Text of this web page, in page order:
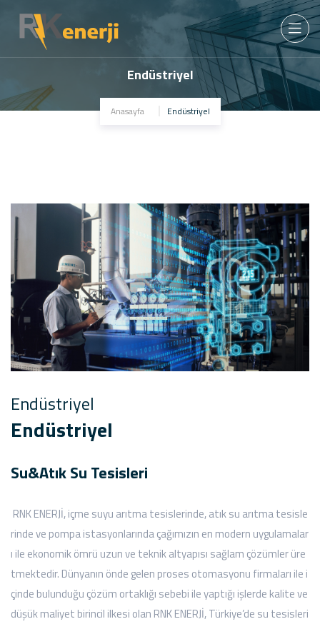
Endüstriyel
Anasayfa Endüstriyel
Endüstriyel
Endüstriyel
Su&Atık Su Tesisleri
RNK ENERJİ, içme suyu arıtma tesislerinde, atık su arıtma tesisle
rinde ve pompa istasyonlarında çağımızın en modern uygulamalar
ı ile ekonomik ömrü uzun ve teknik altyapısı sağlam çözümler üre
tmektedir. Dünyanın önde gelen proses otomasyonu firmaları ile i
çinde bulunduğu çözüm ortaklığı sebebi ile yaptığı işlerde kalite ve
düşük maliyet birincil ilkesi olan RNK ENERJİ, Türkiye’de su tesisleri